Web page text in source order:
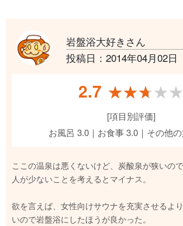
岩盤浴大好きさん
投稿日：2014年04月02日
2.7 ★★★★★
★★★★★
[項目別評価]
お風呂 3.0｜お食事 3.0｜その他
ここの温泉は悪くないけど、炭酸泉が狭いの
人が少ないことを考えるとマイナス。
欲を言えば、女性向けサウナを充実させるよ
いので岩盤浴にしたほうが良かった。